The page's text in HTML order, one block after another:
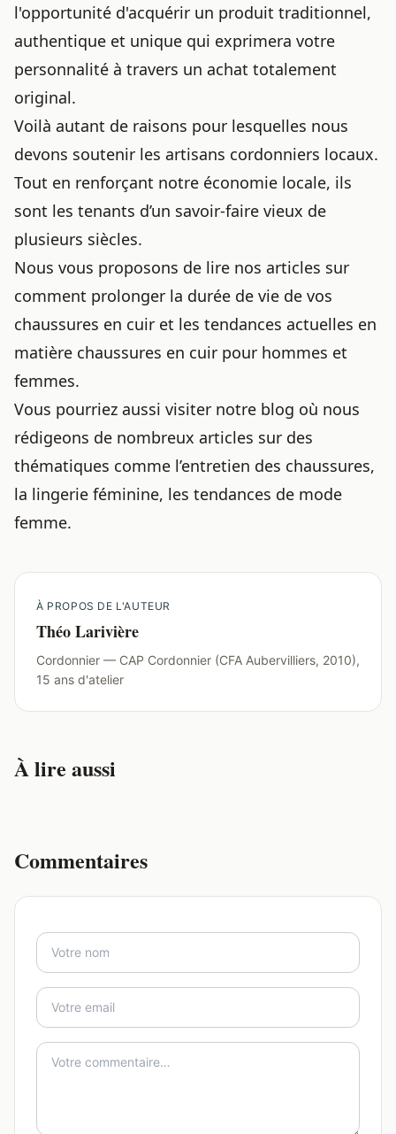
l'opportunité d'acquérir un produit traditionnel,
authentique et unique qui exprimera votre
personnalité à travers un achat totalement
original.
Voilà autant de raisons pour lesquelles nous
devons soutenir les artisans cordonniers locaux.
Tout en renforçant notre économie locale, ils
sont les tenants d’un savoir-faire vieux de
plusieurs siècles.
Nous vous proposons de lire nos articles sur
comment prolonger la durée de vie de vos
chaussures en cuir et les tendances actuelles en
matière chaussures en cuir pour hommes et
femmes.
Vous pourriez aussi visiter notre blog où nous
rédigeons de nombreux articles sur des
thématiques comme l’entretien des chaussures,
la lingerie féminine, les tendances de mode
femme.
À PROPOS DE L'AUTEUR
Théo Larivière
Cordonnier — CAP Cordonnier (CFA Aubervilliers, 2010),
15 ans d'atelier
À lire aussi
Commentaires